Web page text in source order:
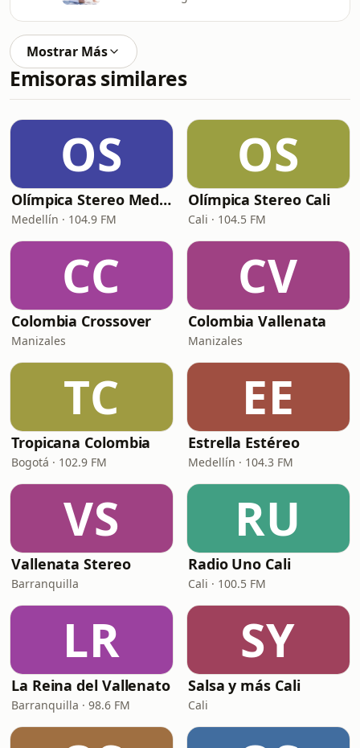
Mostrar Más
Emisoras similares
OS
Olímpica Stereo Medellín
Medellín · 104.9 FM
OS
Olímpica Stereo Cali
Cali · 104.5 FM
CC
Colombia Crossover
Manizales
CV
Colombia Vallenata
Manizales
TC
Tropicana Colombia
Bogotá · 102.9 FM
EE
Estrella Estéreo
Medellín · 104.3 FM
VS
Vallenata Stereo
Barranquilla
RU
Radio Uno Cali
Cali · 100.5 FM
LR
La Reina del Vallenato
Barranquilla · 98.6 FM
SY
Salsa y más Cali
Cali